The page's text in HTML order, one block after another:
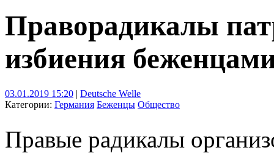
Праворадикалы
избиения
03.01.2019 15:20 | Deutsche Welle
Категории: Германия Беженцы Общество
Правые радикалы